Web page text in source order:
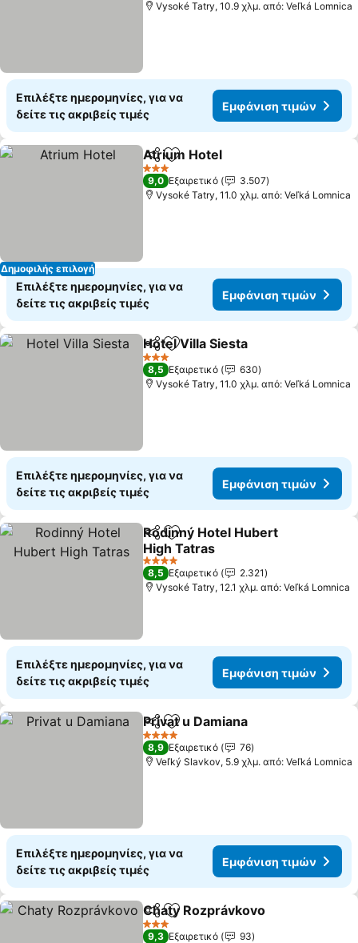
Vysoké Tatry, 10.9 χλμ. από: Veľká Lomnica
Επιλέξτε ημερομηνίες, για να
δείτε τις ακριβείς τιμές
Εμφάνιση τιμών
Δημοφιλής επιλογή
Κοινοποίηση
Προσθήκη στα αγαπημένα
Atrium Hotel
3 Αστέρια
9,0 Εξαιρετικό
3.507
Vysoké Tatry, 11.0 χλμ. από: Veľká Lomnica
Επιλέξτε ημερομηνίες, για να
δείτε τις ακριβείς τιμές
Εμφάνιση τιμών
Κοινοποίηση
Προσθήκη στα αγαπημένα
Hotel Villa Siesta
3 Αστέρια
8,5 Εξαιρετικό
630
Vysoké Tatry, 11.0 χλμ. από: Veľká Lomnica
Επιλέξτε ημερομηνίες, για να
δείτε τις ακριβείς τιμές
Εμφάνιση τιμών
Κοινοποίηση
Προσθήκη στα αγαπημένα
Rodinný Hotel Hubert
High Tatras
4 Αστέρια
8,5 Εξαιρετικό
2.321
Vysoké Tatry, 12.1 χλμ. από: Veľká Lomnica
Επιλέξτε ημερομηνίες, για να
δείτε τις ακριβείς τιμές
Εμφάνιση τιμών
Κοινοποίηση
Προσθήκη στα αγαπημένα
Privat u Damiana
4 Αστέρια
8,9 Εξαιρετικό
76
Veľký Slavkov, 5.9 χλμ. από: Veľká Lomnica
Επιλέξτε ημερομηνίες, για να
δείτε τις ακριβείς τιμές
Εμφάνιση τιμών
Κοινοποίηση
Προσθήκη στα αγαπημένα
Chaty Rozprávkovo
3 Αστέρια
9,3 Εξαιρετικό
93